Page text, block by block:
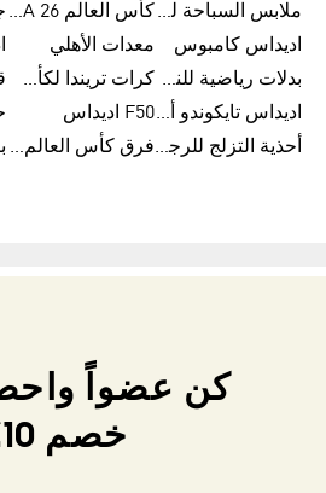
ملابس السباحة للرجال
كأس العالم FIFA 26™
اديداس كامبوس
معدات الأهلي
بدلات رياضية للنساء
كرات تريندا لكأس العالم FIFA 26™
اديداس تايكوندو أورجنالزF50 اديداس
أحذية التزلج للرجال
فرق كأس العالم FIFA 26™
كن عضواً
خصم 10٪